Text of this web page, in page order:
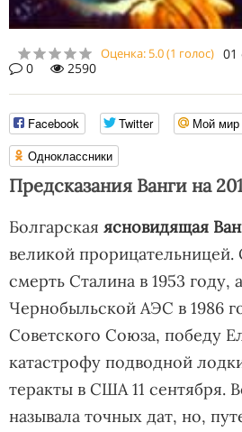
Оценка:5.0(1 голос) 01
0
2590
Facebook Twitter Мой мир
Одноклассники
Предсказания Ванги на
Болгарская ясновидящая
великой прорицательницей.
смерть Сталина в 1953 году,
Чернобыльской АЭС в 1986
Советского Союза, победу
катастрофу подводной
теракты в США 11 сентября.
называла точных дат, но,